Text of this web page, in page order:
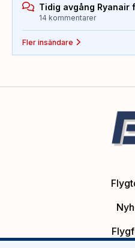
Tidig avgång Ryanair
14 kommentarer
Fler insändare